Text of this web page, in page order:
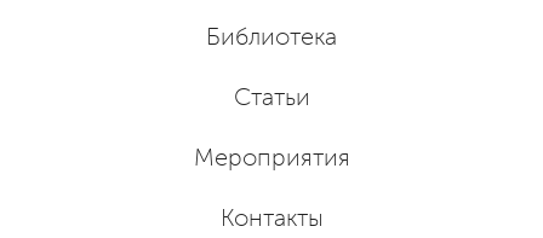
Библиотека
Статьи
Мероприятия
Контакты